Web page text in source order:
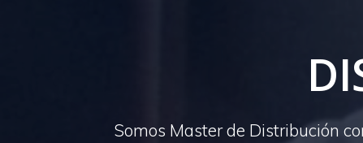
Somos Master de Distribución